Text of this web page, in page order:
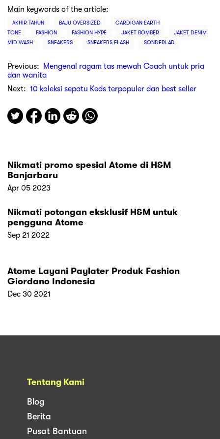
Main keywords of the article:
AKHIR TAHUN BAJU OVERSIZED
CARDIGAN EARTH
TONE
FASHION FASHION HYPE JAKET BOMBER
JAKET DENIM
MID WASH
SNEAKERS SNEAKERS FLASH SONDERLAB
Previous:
Mengenal ragam tas mewah Coach untuk pria
dan wanita
Next: 10 koleksi sepatu Keds terpopuler dan best seller
Nikmati promo spesial Atome di H&M
Banjarbaru
Apr 05 2023
Nikmati potongan eksklusif H&M untuk
pengguna Atome
Sep 21 2022
Atome Layani Paylater Produk Fashion
Giordano Indonesia
Dec 30 2021
Tentang Kami
Blog
Berita
Pusat Bantuan